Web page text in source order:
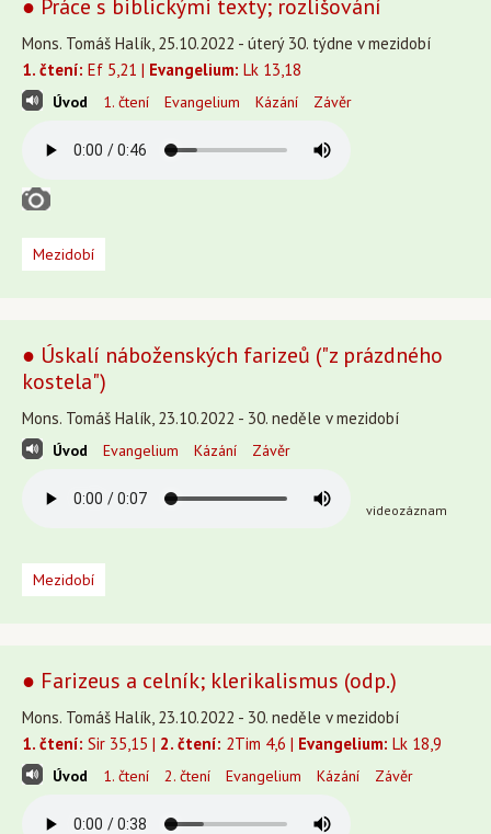
● Práce s biblickými texty; rozlišování
Mons. Tomáš Halík, 25.10.2022 - úterý 30. týdne v mezidobí
1. čtení: Ef 5,21 | Evangelium: Lk 13,18
Úvod 1. čtení Evangelium Kázání Závěr
Mezidobí
● Úskalí náboženských farizeů ("z prázdného
kostela")
Mons. Tomáš Halík, 23.10.2022 - 30. neděle v mezidobí
Úvod Evangelium Kázání Závěr
videozáznam
Mezidobí
● Farizeus a celník; klerikalismus (odp.)
Mons. Tomáš Halík, 23.10.2022 - 30. neděle v mezidobí
1. čtení: Sir 35,15 | 2. čtení: 2Tim 4,6 | Evangelium: Lk 18,9
Úvod 1. čtení 2. čtení Evangelium Kázání Závěr